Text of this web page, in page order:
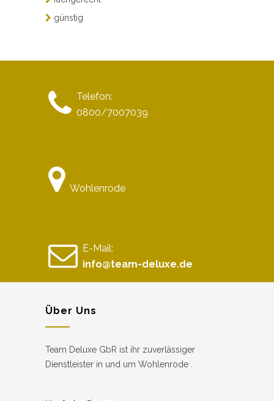
günstig
Telefon:
0800/7007039
Wohlenrode
E-Mail:
info@team-deluxe.de
Über Uns
Team Deluxe GbR ist ihr zuverlässiger
Dienstleister in und um Wohlenrode .